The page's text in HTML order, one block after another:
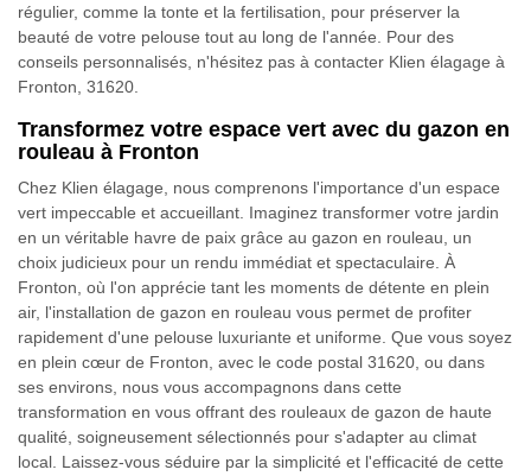
régulier, comme la tonte et la fertilisation, pour préserver la
beauté de votre pelouse tout au long de l'année. Pour des
conseils personnalisés, n'hésitez pas à contacter Klien élagage à
Fronton, 31620.
Transformez votre espace vert avec du gazon en
rouleau à Fronton
Chez Klien élagage, nous comprenons l'importance d'un espace
vert impeccable et accueillant. Imaginez transformer votre jardin
en un véritable havre de paix grâce au gazon en rouleau, un
choix judicieux pour un rendu immédiat et spectaculaire. À
Fronton, où l'on apprécie tant les moments de détente en plein
air, l'installation de gazon en rouleau vous permet de profiter
rapidement d'une pelouse luxuriante et uniforme. Que vous soyez
en plein cœur de Fronton, avec le code postal 31620, ou dans
ses environs, nous vous accompagnons dans cette
transformation en vous offrant des rouleaux de gazon de haute
qualité, soigneusement sélectionnés pour s'adapter au climat
local. Laissez-vous séduire par la simplicité et l'efficacité de cette